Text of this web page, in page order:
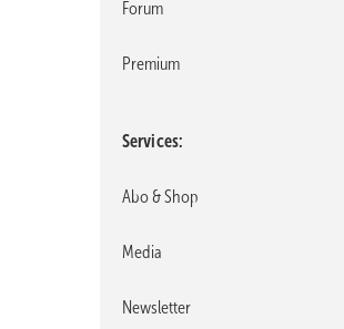
Forum
Premium
Services
Abo & Shop
Media
Newsletter